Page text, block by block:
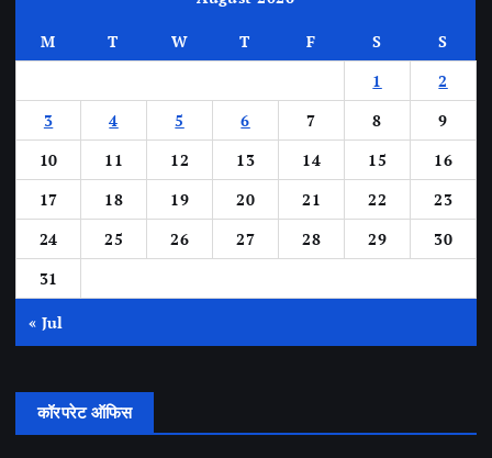
M T W T F S
S
1
2
3
4 5 6 7 8
9
10
11 12 13 14 15
16
17
18 19 20 21 22
23
24
25 26 27 28 29
30
31
« Jul
कॉरपरेट ऑफिस